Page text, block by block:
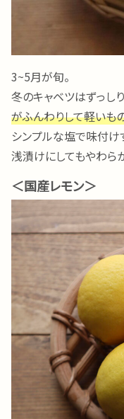
3~5月が旬。
冬のキャベツはずっし
がふんわりして軽いも
シンプルな塩で味付け
浅漬けにしてもやわら
＜国産レモン＞